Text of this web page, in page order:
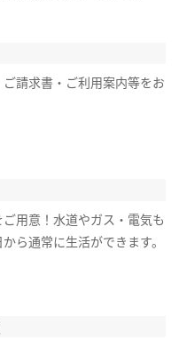
請求書・ご利用案内等をお
用意！水道やガス・電気も
ら通常に生活ができます。